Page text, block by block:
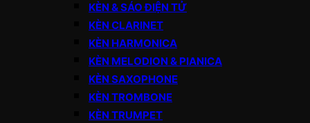
KÈN & SÁO ĐIỆN TỬ
KÈN CLARINET
KÈN HARMONICA
KÈN MELODION & PIANICA
KÈN SAXOPHONE
KÈN TROMBONE
KÈN TRUMPET